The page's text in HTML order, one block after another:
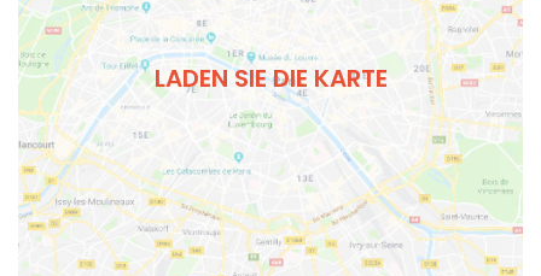
LADEN SIE DIE KARTE